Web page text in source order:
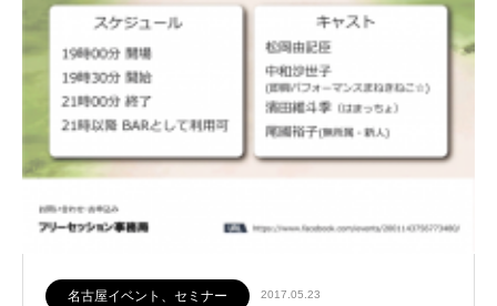
名古屋イベント、セミナー 2017.05.23